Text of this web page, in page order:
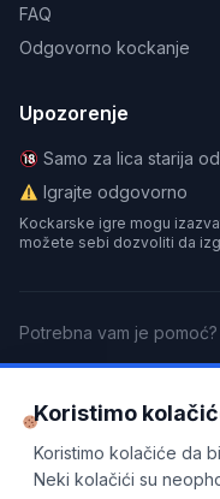
FAQ
Odgovorno kockanje
Upozorenje
Samo za lica starija
Igrajte odgovorno
Kockarske igre mogu
možete sebi dozvoliti da
Potrebna vam je
GamCare
Partnersko obaveštenje :
registrujete putem naših
dodatnih troškova za vas.
Koristimo
Koristimo kolačiće da
Neki kolačići su